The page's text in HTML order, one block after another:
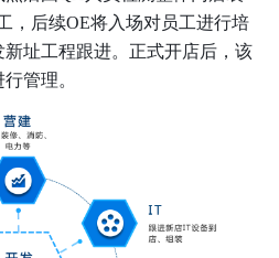
，后续OE将入场对员工进行培
址工程跟进。正式开店后，该
管理。